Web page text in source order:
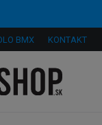
BMX KONTAKT